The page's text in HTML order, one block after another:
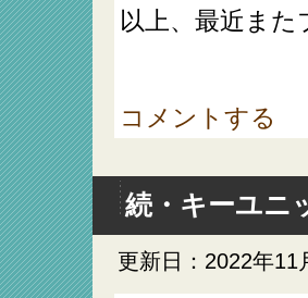
以上、最近ま
コメントする
続・キーユニ
更新日：2022年11